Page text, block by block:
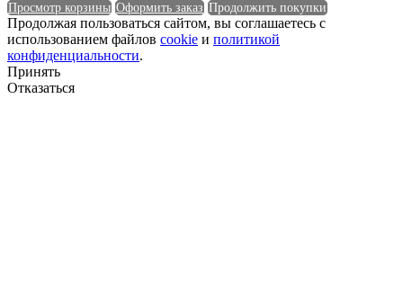
Единица измерения
Форма
Просмотр корзины Оформить заказ Продолжить покупки
Продолжая пользоваться сайтом, вы соглашаетесь с
использованием файлов cookie и политикой
конфиденциальности.
Принять
Отказаться